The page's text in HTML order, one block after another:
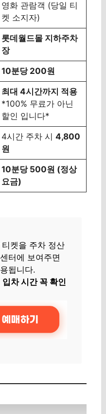
영화 관람객 (당일 티
켓 소지자)
롯데월드몰 지하주차
장
10분당 200원
최대 4시간까지 적용
*100% 무료가 아닌
할인 입니다*
4시간 주차 시 4,800
원
10분당 500원 (정상
요금)
켓을 주차 정산
터에 보여주면
됩니다.
입차 시간 꼭 확인